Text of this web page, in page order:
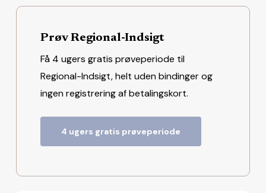
Prøv Regional-Indsigt
Få 4 ugers gratis prøveperiode til
Regional-Indsigt, helt uden bindinger og
ingen registrering af betalingskort.
4 ugers gratis prøveperiode